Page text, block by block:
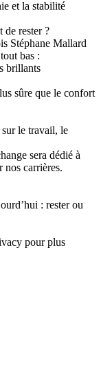
et la stabilité
de rester ?
Stéphane Mallard
bas :
brillants
sûre que le confort
le travail, le
sera dédié à
nos carrières.
: rester ou
pour plus